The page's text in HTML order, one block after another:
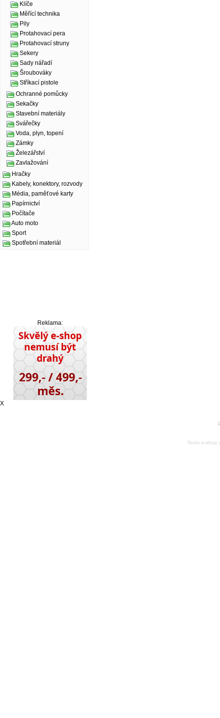
Klíče
Měřící technika
Pily
Protahovací pera
Protahovací struny
Sekery
Sady nářadí
Šroubováky
Stříkací pistole
Ochranné pomůcky
Sekačky
Stavební materiály
Svářečky
Voda, plyn, topení
Zámky
Železářství
Zavlažování
Hračky
Kabely, konektory, rozvody
Média, paměťové karty
Papírnictví
Počítače
Auto moto
Sport
Spotřební materiál
Reklama:
X
Tento e-shop